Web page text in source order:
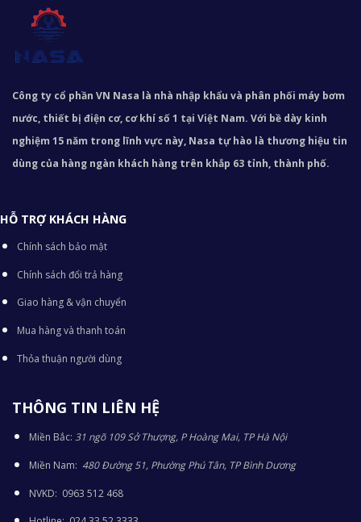
Công ty cổ phần VN Nasa là nhà nhập khẩu và phân phối máy bơm
nước, thiết bị điện cơ, cơ khí số 1 tại Việt Nam. Với bề dày kinh
nghiệm 15 năm trong lĩnh vực này, Nasa tự hào là thương hiệu tin
dùng của hàng ngàn khách hàng trên khắp 63 tỉnh, thành phố.
HỖ TRỢ KHÁCH HÀNG
Chính sách bảo mật
Chính sách đổi trả hàng
Giao hàng & vận chuyển
Mua hàng và thanh toán
Thỏa thuận người dùng
THÔNG TIN LIÊN HỆ
Miền Bắc: 31 ngõ 109 Sở Thượng, P Hoàng Mai, TP Hà Nội
Miền Nam: 480 Đường 51, Phường Phú Tân, TP Bình Dương
NVKD: 0963 512 468